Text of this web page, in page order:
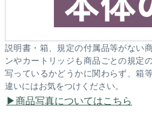
説明書・箱、規定の付属品等がない
ンやカートリッジも商品ごとの規定
写っているかどうかに関わらず、箱
違いにはお気をつけください。
商品写真についてはこちら